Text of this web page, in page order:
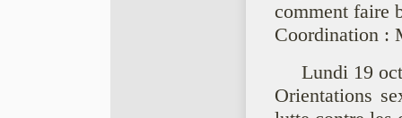
comment faire
Coordination :
Lundi 19
Orientations